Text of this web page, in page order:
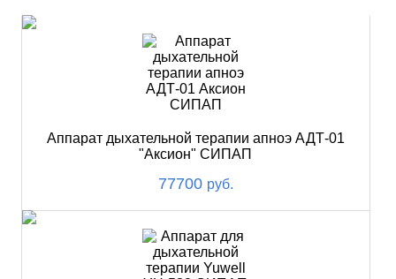
Аппарат дыхательной терапии апноэ АДТ-01
"Аксион" СИПАП
77700 руб.